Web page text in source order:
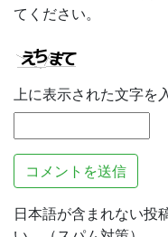
てください。
上に表示された文字を
日本語が含まれない投